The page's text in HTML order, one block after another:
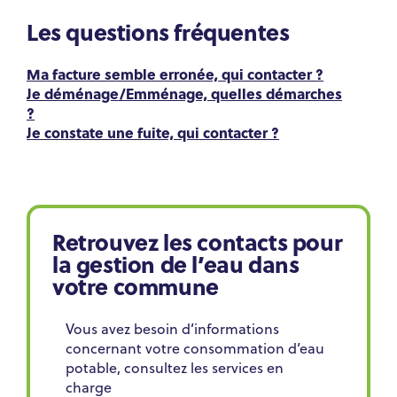
Les questions fréquentes
Ma facture semble erronée, qui contacter ?
Je déménage/Emménage, quelles démarches
?
Je constate une fuite, qui contacter ?
Retrouvez les contacts pour
la gestion de l’eau dans
votre commune
Vous avez besoin d’informations
concernant votre consommation d’eau
potable, consultez les services en
charge